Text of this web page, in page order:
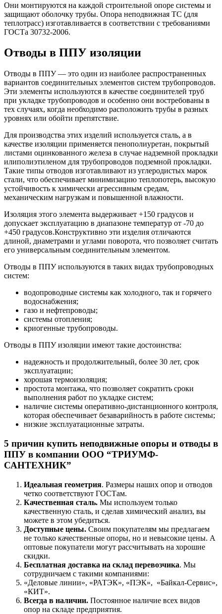
Они монтируются на каждой строительной опоре системы и
защищают оболочку трубы. Опора неподвижная ТС (для
теплотрасс) изготавливается в соответствии с требованиями
ГОСТа 30732-2006.
Отводы в ППУ изоляции
Отводы в ППУ — это один из наиболее распространенных
вариантов соединительных элементов систем трубопроводов.
Эти элементы используются в качестве соединителей труб
при укладке трубопроводов и особенно они востребованы в
тех случаях, когда необходимо расположить трубы в разных
уровнях или обойти препятствие.
Для производства этих изделий используется сталь, а в
качестве изоляции применяется пенополиуретан, покрытый
листами оцинкованного железа в случае надземной прокладки
илиполиэтиленом для трубопроводов подземной прокладки.
Такие типы отводов изготавливают из углеродистых марок
стали, что обеспечивает минимизацию теплопотерь, высокую
устойчивость к химически агрессивным средам,
механическим нагрузкам и повышенной влажности.
Изоляция этого элемента выдерживает +150 градусов и
допускает эксплуатацию в диапазоне температур от -70 до
+450 градусов.Конструктивно эти изделия отличаются
длиной, диаметрами и углами поворота, что позволяет считать
его универсальным соединительным элементом.
Отводы в ППУ используются в таких видах трубопроводных
систем:
водопроводные системы как холодного, так и горячего
водоснабжения;
газо и нефтепроводы;
системы отопления;
криогенные трубопроводы.
Отводы в ППУ изоляции имеют такие достоинства:
надежность и продолжительный, более 30 лет, срок
эксплуатации;
хорошая термоизоляция;
простота монтажа, что позволяет сократить сроки
выполнения работ по укладке систем;
наличие системы оперативно-дистанционного контроля,
которая обеспечивает безаварийность в работе системы;
низкие эксплуатационные затраты.
5 причин купить неподвижные опоры и отводы в
ППУ в компании ООО “ТРИУМФ-
САНТЕХНИК”
Идеальная геометрия. Размеры наших опор и отводов
четко соответствуют ГОСТам.
Качественная сталь. Мы используем только
качественную сталь, и сделав химический анализ, вы
можете в этом убедиться.
Доступные цены. Своим покупателям мы предлагаем
не только качественные опоры, но и невысокие цены. А
оптовые покупатели могут рассчитывать на хорошие
скидки.
Бесплатная доставка на склад перевозчика. Мы
сотрудничаем с такими компаниями:
«Деловые линии», «РАТЭК», «ПЭК», «Байкал-Сервис»,
«КИТ».
Всегда в наличии. Постоянное наличие всех видов
опор на складе предприятия.